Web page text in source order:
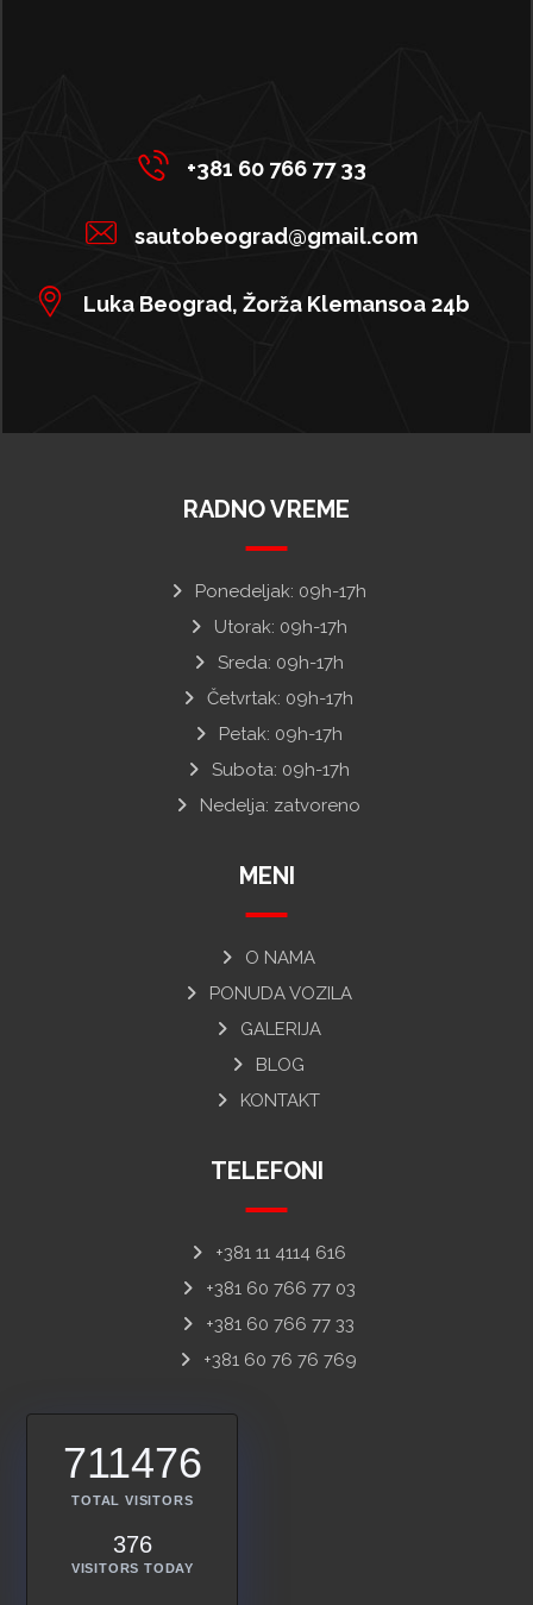
+381 60 766 77 33
sautobeograd@gmail.com
Luka Beograd, Žorža Klemansoa 24b
RADNO VREME
Ponedeljak: 09h-17h
Utorak: 09h-17h
Sreda: 09h-17h
Četvrtak: 09h-17h
Petak: 09h-17h
Subota: 09h-17h
Nedelja: zatvoreno
MENI
O NAMA
PONUDA VOZILA
GALERIJA
BLOG
KONTAKT
TELEFONI
+381 11 4114 616
+381 60 766 77 03
+381 60 766 77 33
+381 60 76 76 769
711476
TOTAL VISITORS
376
VISITORS TODAY